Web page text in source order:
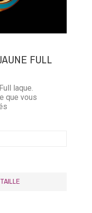
FULL
laque.
que vous